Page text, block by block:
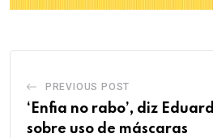
PREVIOUS POST
‘Enfia no rabo’, diz
sobre uso de máscaras